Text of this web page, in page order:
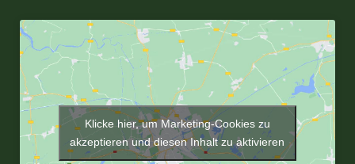
Klicke hier, um Marketing-Cookies zu
akzeptieren und diesen Inhalt zu aktivieren